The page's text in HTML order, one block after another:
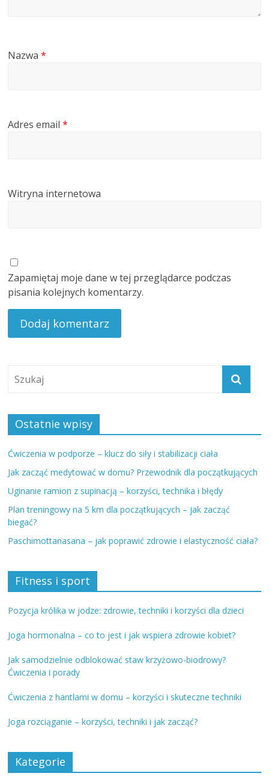
Nazwa*
Adres email*
Witryna internetowa
Zapamiętaj moje dane w tej przeglądarce podczas
pisania kolejnych komentarzy.
Ostatnie wpisy
Ćwiczenia w podporze – klucz do siły i stabilizacji ciała
Jak zacząć medytować w domu? Przewodnik dla początkujących
Uginanie ramion z supinacją – korzyści, technika i błędy
Plan treningowy na 5 km dla początkujących – jak zacząć
biegać?
Paschimottanasana – jak poprawić zdrowie i elastyczność ciała?
Fitness i sport
Pozycja królika w jodze: zdrowie, techniki i korzyści dla dzieci
Joga hormonalna – co to jest i jak wspiera zdrowie kobiet?
Jak samodzielnie odblokować staw krzyżowo-biodrowy?
Ćwiczenia i porady
Ćwiczenia z hantlami w domu – korzyści i skuteczne techniki
Joga rozciąganie – korzyści, techniki i jak zacząć?
Kategorie